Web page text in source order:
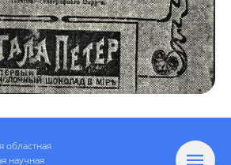
областная
научная